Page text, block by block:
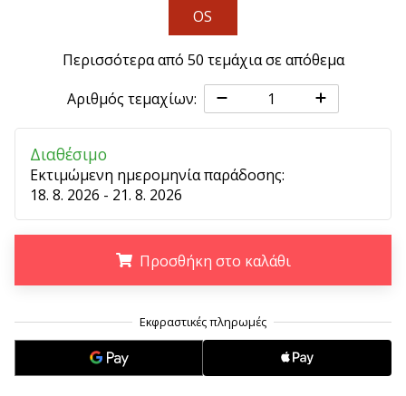
Weplayvolleyball
Συνεργατών
Έχετε
τον
δικό
σας
ιστολόγιο,
Facebook
συζητήσεων;
OS
Περισσότερα από 50 τεμάχια σε απόθεμα
Αριθμός τεμαχίων:
Διαθέσιμο
Εκτιμώμενη ημερομηνία παράδοσης:
18. 8. 2026 - 21. 8. 2026
Προσθήκη στο καλάθι